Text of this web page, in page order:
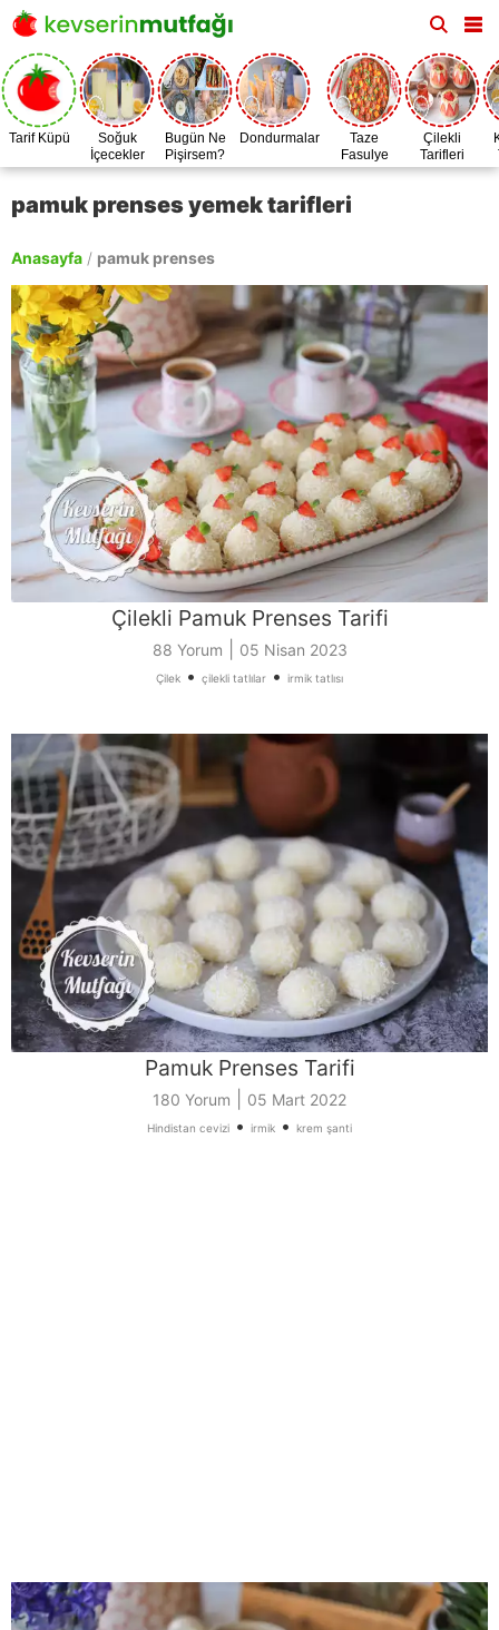
Tarif Küpü
Soğuk
İçecekler
Bugün Ne
Pişirsem?
Dondurmalar
Taze
Fasulye
Zamanı
Çilekli
Tarifleri
pamuk prenses yemek tarifleri
Anasayfa / pamuk prenses
Çilekli Pamuk Prenses Tarifi
88 Yorum 05 Nisan 2023
Çilek • çilekli tatlılar • irmik tatlısı
Pamuk Prenses Tarifi
180 Yorum 05 Mart 2022
Hindistan cevizi • irmik • krem şanti